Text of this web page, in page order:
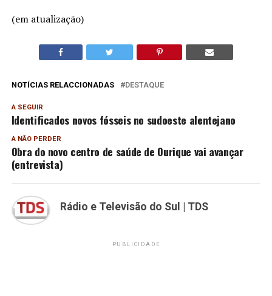
(em atualização)
NOTÍCIAS RELACCIONADAS DESTAQUE
A SEGUIR
Identificados novos fósseis no sudoeste alentejano
A NÃO PERDER
Obra do novo centro de saúde de Ourique vai avançar
(entrevista)
Rádio e Televisão do Sul | TDS
PUBLICIDADE